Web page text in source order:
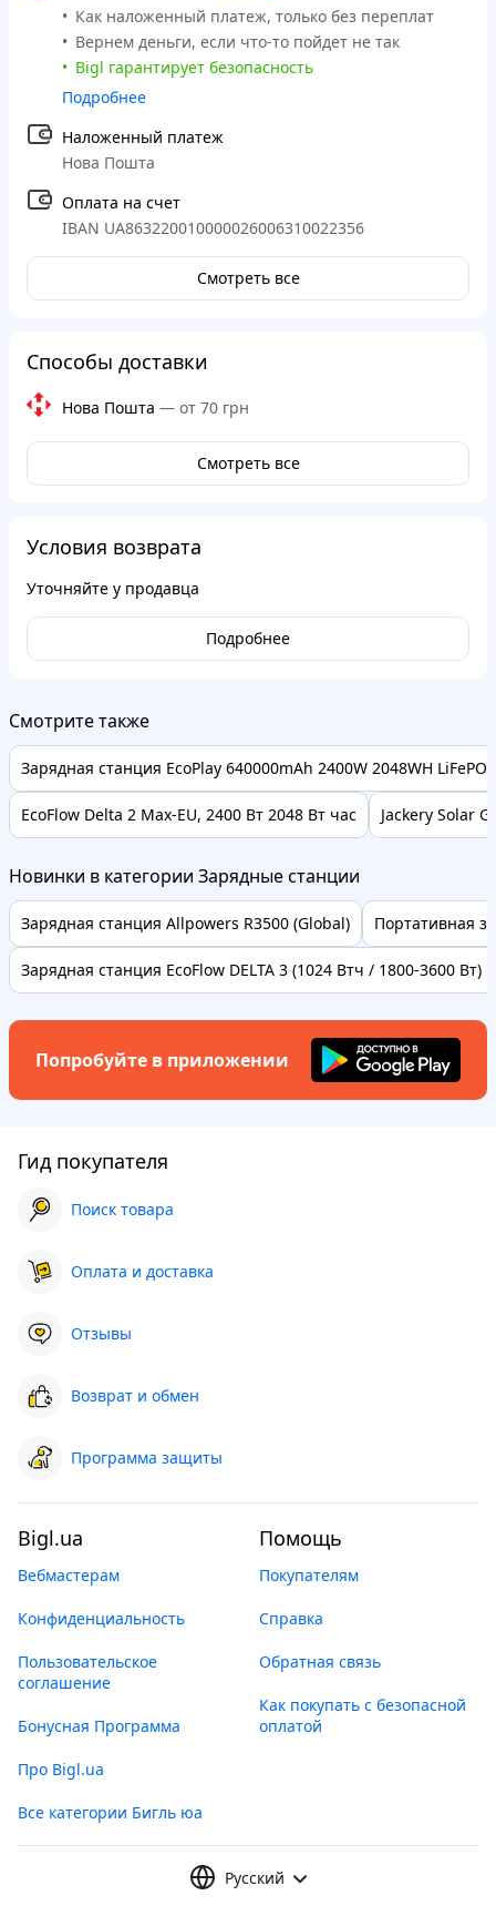
Как наложенный платеж, только без переплат
Вернем деньги, если что-то пойдет не так
Bigl гарантирует безопасность
Подробнее
Наложенный платеж
Нова Пошта
Оплата на счет
IBAN UA863220010000026006310022356
Смотреть все
Способы доставки
Нова Пошта — от 70 грн
Смотреть все
Условия возврата
Уточняйте у продавца
Подробнее
Смотрите также
Зарядная станция EcoPlay 640000mAh 2400W 2048WH LiFePO4
EcoFlow Delta 2 Max-EU, 2400 Вт 2048 Вт час Jackery Solar
Новинки в категории Зарядные станции
Зарядная станция Allpowers R3500 (Global) Портативная
Зарядная станция EcoFlow DELTA 3 (1024 Втч / 1800-3600 Вт)
Попробуйте в приложении
Гид покупателя
Поиск товара
Оплата и доставка
Отзывы
Возврат и обмен
Программа защиты
Bigl.ua
Вебмастерам
Конфиденциальность
Пользовательское
соглашение
Бонусная Программа
Про Bigl.ua
Все категории Бигль юа
Помощь
Покупателям
Справка
Обратная связь
Как покупать с безопасной
оплатой
Русский